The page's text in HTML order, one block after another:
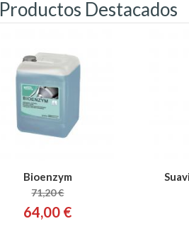
Productos Destacados
Bioenzym
71,20 €
64,00 €